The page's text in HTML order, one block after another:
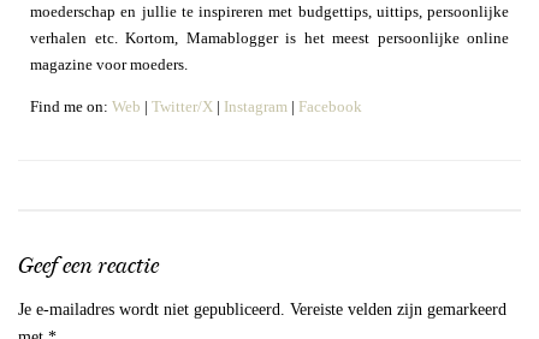
moederschap en jullie te inspireren met budgettips, uittips, persoonlijke
verhalen etc. Kortom, Mamablogger is het meest persoonlijke online
magazine voor moeders.
Find me on: Web | Twitter/X | Instagram | Facebook
Geef een reactie
Je e-mailadres wordt niet gepubliceerd. Vereiste velden zijn gemarkeerd